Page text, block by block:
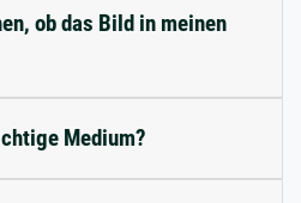
ob das Bild in meinen
Medium?